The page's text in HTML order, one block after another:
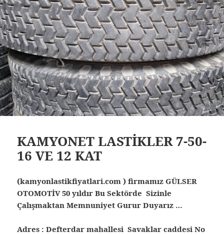
KAMYONET LASTİKLER 7-50-
16 VE 12 KAT
(kamyonlastikfiyatlari.com ) firmamız GÜLSER
OTOMOTİV 50 yıldır Bu Sektörde Sizinle
Çalışmaktan Memnuniyet Gurur Duyarız …
Adres : Defterdar mahallesi Savaklar caddesi No